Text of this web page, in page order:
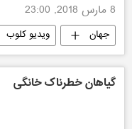
8 مارس 2018, 23:00
جهان ویدیو کلوب
گیاهان خطرناک خانگی